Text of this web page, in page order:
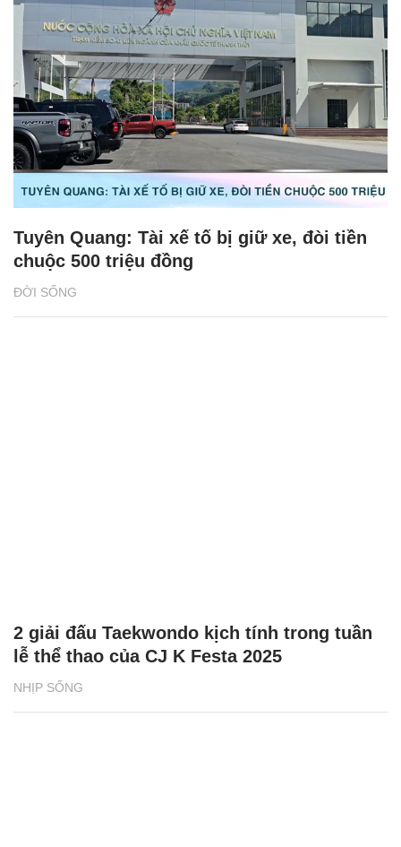
ĐỜI SỐNG
Tuyên Quang: Tài xế tố bị giữ xe, đòi tiền
chuộc 500 triệu đồng
NHỊP SỐNG
2 giải đấu Taekwondo kịch tính trong tuần
lễ thể thao của CJ K Festa 2025